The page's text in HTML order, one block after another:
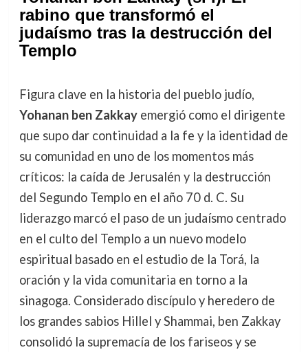
rabino que transformó el
judaísmo tras la destrucción del
Templo
Figura clave en la historia del pueblo judío,
Yohanan ben Zakkayemergió como el dirigente
que supo dar continuidad a la fe y la identidad de
su comunidad en uno de los momentos más
críticos: la caída de Jerusalén y la destrucción
del Segundo Templo en el año 70 d. C. Su
liderazgo marcó el paso de un judaísmo centrado
en el culto del Templo a un nuevo modelo
espiritual basado en el estudio de la Torá, la
oración y la vida comunitaria en torno a la
sinagoga. Considerado discípulo y heredero de
los grandes sabios Hillel y Shammai, ben Zakkay
consolidó la supremacía de los fariseos y se